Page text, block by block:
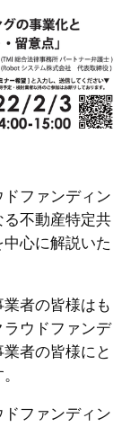
ファンディン
不動産特定共
心に解説いた
者の皆様はも
ウドファンデ
者の皆様にと
ファンディン